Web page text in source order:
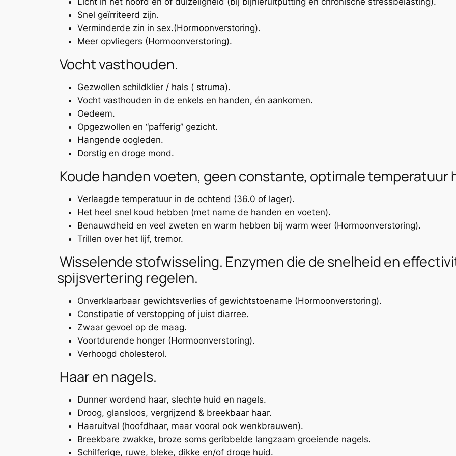
Snel geïrriteerd zijn.
Verminderde zin in sex.(Hormoonverstoring).
Meer opvliegers (Hormoonverstoring).
Vocht vasthouden.
Gezwollen schildklier / hals ( struma).
Vocht vasthouden in de enkels en handen, én aankomen.
Oedeem.
Opgezwollen en “pafferig” gezicht.
Hangende oogleden.
Dorstig en droge mond.
Koude handen voeten, geen constante, optimale temperatuur
Verlaagde temperatuur in de ochtend (36.0 of lager).
Het heel snel koud hebben (met name de handen en voeten).
Benauwdheid en veel zweten en warm hebben bij warm weer (Hormoonverstoring).
Trillen over het lijf, tremor.
Wisselende stofwisseling. Enzymen die de snelheid en
spijsvertering regelen.
Onverklaarbaar gewichtsverlies of gewichtstoename (Hormoonverstoring).
Constipatie of verstopping of juist diarree.
Zwaar gevoel op de maag.
Voortdurende honger (Hormoonverstoring).
Verhoogd cholesterol.
Haar en nagels.
Dunner wordend haar, slechte huid en nagels.
Droog, glansloos, vergrijzend & breekbaar haar.
Haaruitval (hoofdhaar, maar vooral ook wenkbrauwen).
Breekbare zwakke, broze soms geribbelde langzaam groeiende nagels.
Schilferige, ruwe, bleke, dikke en/of droge huid.